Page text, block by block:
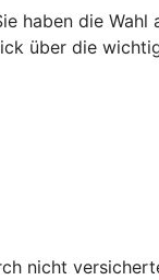
haben die
über die
nicht